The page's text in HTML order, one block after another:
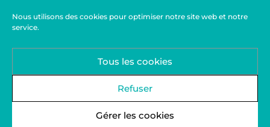
Nous utilisons des cookies pour optimiser notre site web et notre
service.
Tous les cookies
Refuser
Gérer les cookies